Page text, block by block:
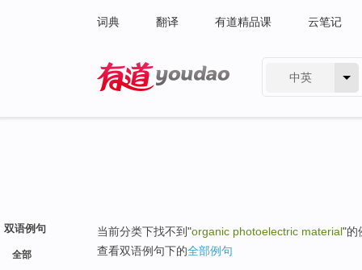
词典 翻译 有道精品课 云笔记
中英
双语例句
全部
当前分类下找不到"organic photoelectric material"的
查看双语例句下的全部例句